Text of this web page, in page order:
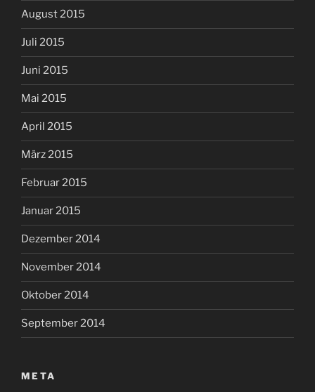
August 2015
Juli 2015
Juni 2015
Mai 2015
April 2015
März 2015
Februar 2015
Januar 2015
Dezember 2014
November 2014
Oktober 2014
September 2014
META